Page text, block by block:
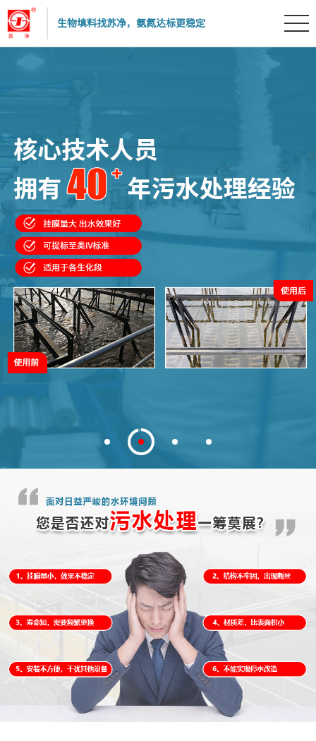
生物填料找苏净，氨氮达标更稳定